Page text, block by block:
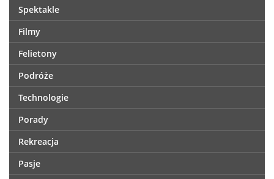
Spektakle
Filmy
Felietony
Podróże
Technologie
Porady
Rekreacja
Pasje